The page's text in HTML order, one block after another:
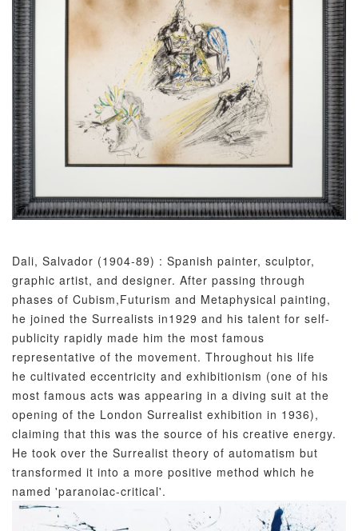
Dali, Salvador (1904-89) : Spanish painter, sculptor,
graphic artist, and designer. After passing through
phases of Cubism,Futurism and Metaphysical painting,
he joined the Surrealists in1929 and his talent for self-
publicity rapidly made him the most famous
representative of the movement. Throughout his life
he cultivated eccentricity and exhibitionism (one of his
most famous acts was appearing in a diving suit at the
opening of the London Surrealist exhibition in 1936),
claiming that this was the source of his creative energy.
He took over the Surrealist theory of automatism but
transformed it into a more positive method which he
named 'paranoiac-critical'.